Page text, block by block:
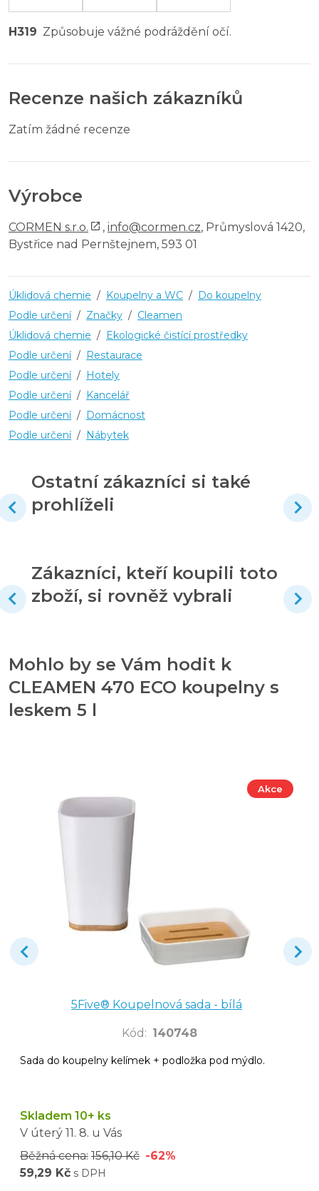
H319 Způsobuje vážné podráždění očí.
Recenze našich zákazníků
Zatím žádné recenze
Výrobce
CORMEN s.r.o. , info@cormen.cz, Průmyslová 1420,
Bystřice nad Pernštejnem, 593 01
Úklidová chemie / Koupelny a WC / Do koupelny
Podle určení / Značky / Cleamen
Úklidová chemie / Ekologické čistící prostředky
Podle určení / Restaurace
Podle určení / Hotely
Podle určení / Kancelář
Podle určení / Domácnost
Podle určení / Nábytek
Ostatní zákazníci si také
prohlíželi
Zákazníci, kteří koupili toto
zboží, si rovněž vybrali
Mohlo by se Vám hodit k
CLEAMEN 470 ECO koupelny s
leskem 5 l
Akce
5Five® Koupelnová sada - bílá
Kód : 140748
Sada do koupelny kelímek + podložka pod mýdlo.
Skladem 10+ ks
V úterý 11. 8. u Vás
Běžná cena: 156,10 Kč -62%
59,29 Kč s DPH